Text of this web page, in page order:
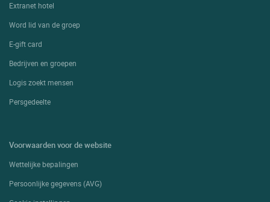
Extranet hotel
Word lid van de groep
E-gift card
Bedrijven en groepen
Logis zoekt mensen
Persgedeelte
Voorwaarden voor de website
Wettelijke bepalingen
Persoonlijke gegevens (AVG)